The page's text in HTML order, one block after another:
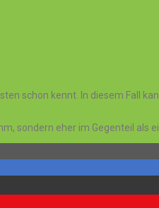
schon kennt. In diesem Fall
sondern eher im Gegenteil als